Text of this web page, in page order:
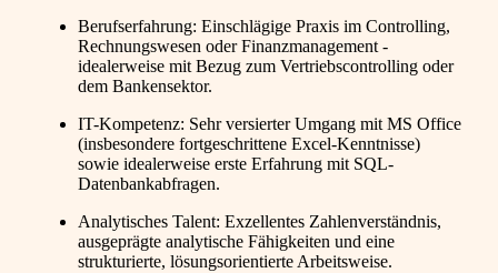
Berufserfahrung: Einschlägige Praxis im Controlling,
Rechnungswesen oder Finanzmanagement -
idealerweise mit Bezug zum Vertriebscontrolling oder
dem Bankensektor.
IT-Kompetenz: Sehr versierter Umgang mit MS Office
(insbesondere fortgeschrittene Excel-Kenntnisse)
sowie idealerweise erste Erfahrung mit SQL-
Datenbankabfragen.
Analytisches Talent: Exzellentes Zahlenverständnis,
ausgeprägte analytische Fähigkeiten und eine
strukturierte, lösungsorientierte Arbeitsweise.